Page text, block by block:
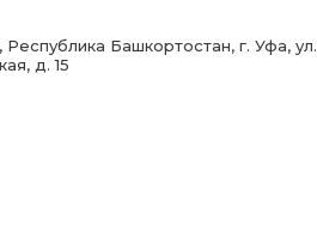
Республика Башкортостан, г. Уфа, ул.
д. 15